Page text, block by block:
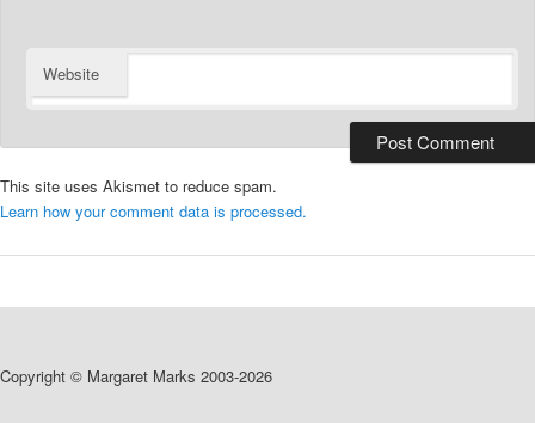
Website
This site uses Akismet to reduce spam.
Learn how your comment data is processed.
Copyright © Margaret Marks 2003-2026